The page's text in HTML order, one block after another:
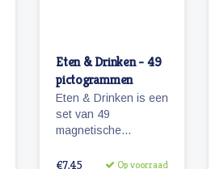
Eten & Drinken - 49
pictogrammen
Eten & Drinken is een
set van 49
magnetische
pictogrammen voor
€7,45 Op voorraad